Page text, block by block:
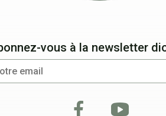
vous à la newsletter